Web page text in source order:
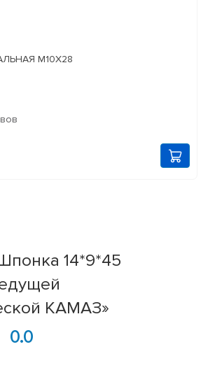
М10Х28
14*9*45
КАМАЗ»
0.0